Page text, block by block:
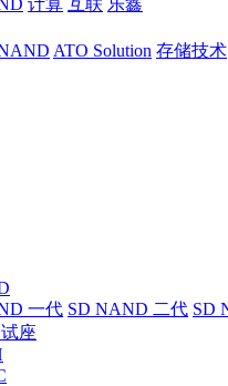
计算 互联 乐鑫
ATO Solution 存储技术
一代 SD NAND 二代 SD
座